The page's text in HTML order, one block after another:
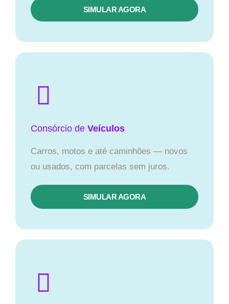
SIMULAR AGORA​
Consórcio de Veículos
Carros, motos e até caminhões — novos
ou usados, com parcelas sem juros.
SIMULAR AGORA